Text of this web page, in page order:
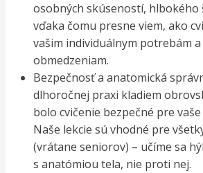
osobných skúseností, hlbokého
vďaka čomu presne viem, ako
vašim individuálnym potrebám
obmedzeniam.
Bezpečnosť a anatomická
dlhoročnej praxi kladiem
bolo cvičenie bezpečné pre
Naše lekcie sú vhodné pre
(vrátane seniorov) – učíme sa
s anatómiou tela, nie proti nej.